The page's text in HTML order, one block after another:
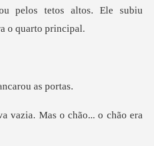
os altos. Ele subiu
azia. Mas o chão... o chão